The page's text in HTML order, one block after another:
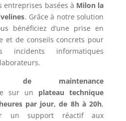
basées à Milon la
. Grâce à notre solution
bénéficiez d’une prise en
et de conseils concrets pour
informatiques
de maintenance
sur un plateau technique
par jour, de 8h à 20h,
un support réactif aux